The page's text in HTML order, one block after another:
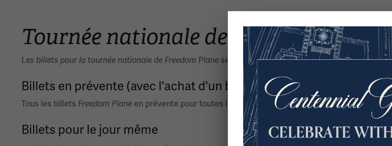
Tournée nationale de Freedom Plane
Les billets pour la tournée nationale de Freedom Plane seront GRATUITS. Il existe deux façons de les
Billets en prévente (avec l'achat d'un billet d'entrée au musée)
Tous les billets Freedom Plane en prévente pour toutes les dates sont épuisés.
Billets pour le jour même